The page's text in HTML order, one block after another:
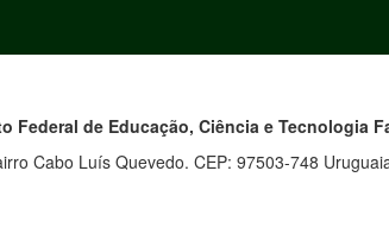
Federal de Educação, Ciência e Tecnologia
Cabo Luís Quevedo. CEP: 97503-748